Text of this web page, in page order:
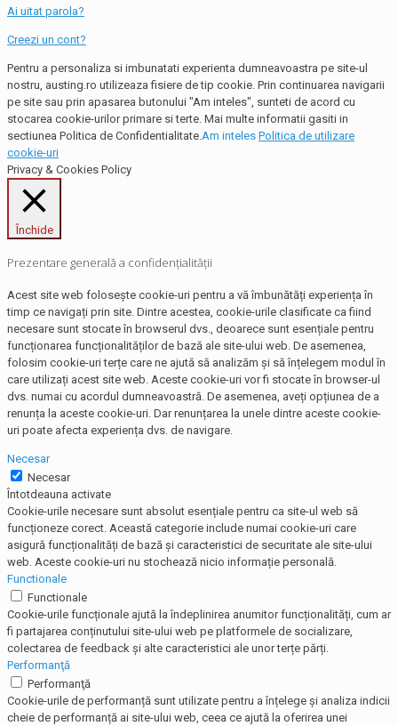
Ai uitat parola?
Creezi un cont?
Pentru a personaliza si imbunatati experienta dumneavoastra pe site-ul
nostru, austing.ro utilizeaza fisiere de tip cookie. Prin continuarea navigarii
pe site sau prin apasarea butonului "Am inteles", sunteti de acord cu
stocarea cookie-urilor primare si terte. Mai multe informatii gasiti in
sectiunea Politica de Confidentialitate. Am inteles Politica de utilizare
cookie-uri
Privacy & Cookies Policy
Închide
Prezentare generală a confidențialității
Acest site web folosește cookie-uri pentru a vă îmbunătăți experiența în
timp ce navigați prin site. Dintre acestea, cookie-urile clasificate ca fiind
necesare sunt stocate în browserul dvs., deoarece sunt esențiale pentru
funcționarea funcționalităților de bază ale site-ului web. De asemenea,
folosim cookie-uri terțe care ne ajută să analizăm și să înțelegem modul în
care utilizați acest site web. Aceste cookie-uri vor fi stocate în browser-ul
dvs. numai cu acordul dumneavoastră. De asemenea, aveți opțiunea de a
renunța la aceste cookie-uri. Dar renunțarea la unele dintre aceste cookie-
uri poate afecta experiența dvs. de navigare.
Necesar
Necesar
Întotdeauna activate
Cookie-urile necesare sunt absolut esențiale pentru ca site-ul web să
funcționeze corect. Această categorie include numai cookie-uri care
asigură funcționalități de bază și caracteristici de securitate ale site-ului
web. Aceste cookie-uri nu stochează nicio informație personală.
Functionale
Functionale
Cookie-urile funcționale ajută la îndeplinirea anumitor funcționalități, cum ar
fi partajarea conținutului site-ului web pe platformele de socializare,
colectarea de feedback și alte caracteristici ale unor terțe părți.
Performanţă
Performanţă
Cookie-urile de performanță sunt utilizate pentru a înțelege și analiza indicii
cheie de performanță ai site-ului web, ceea ce ajută la oferirea unei